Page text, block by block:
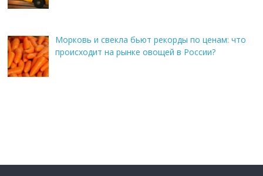
Морковь и свекла бьют рекорды по ценам: что
происходит на рынке овощей в России?